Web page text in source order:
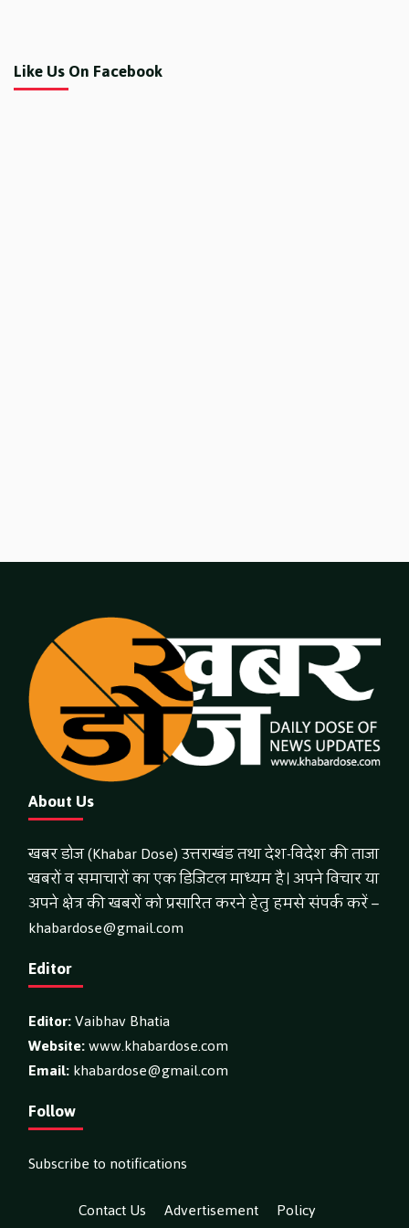
Like Us On Facebook
About Us
खबर डोज (Khabar Dose) उत्तराखंड तथा देश-विदेश की ताजा
खबरों व समाचारों का एक डिजिटल माध्यम है। अपने विचार या
अपने क्षेत्र की खबरों को प्रसारित करने हेतु हमसे संपर्क करें –
khabardose@gmail.com
Editor
Editor:Vaibhav Bhatia
Website:www.khabardose.com
Email:khabardose@gmail.com
Follow
Subscribe to notifications
Contact Us
Advertisement Policy